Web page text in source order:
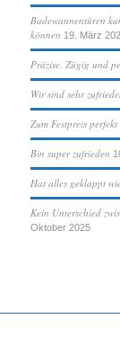
Badewannentüren
können 19. März
Präzise. Zügig und
Wir sind sehr
Zum Festpreis
Bin super zufrieden
Hat alles geklappt
Kein Unterschied
Oktober 2025